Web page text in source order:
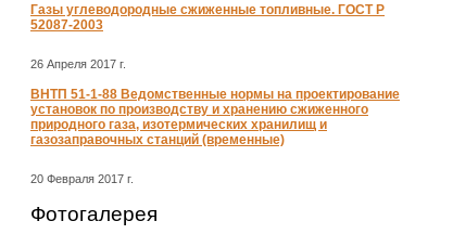
Газы углеводородные сжиженные топливные. ГОСТ Р
52087-2003
26 Апреля 2017 г.
ВНТП 51-1-88 Ведомственные нормы на проектирование
установок по производству и хранению сжиженного
природного газа, изотермических хранилищ и
газозаправочных станций (временные)
20 Февраля 2017 г.
Фотогалерея